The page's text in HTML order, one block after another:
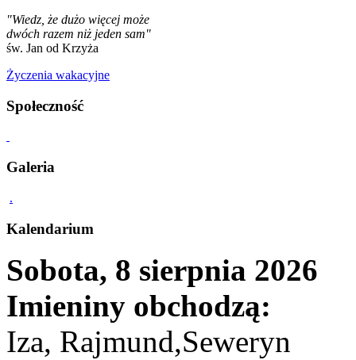
"Wiedz, że dużo więcej może
dwóch razem niż jeden sam"
św. Jan od Krzyża
Życzenia wakacyjne
Społeczność
Galeria
.
Kalendarium
Sobota, 8 sierpnia 2026
Imieniny obchodzą:
Iza, Rajmund,Seweryn